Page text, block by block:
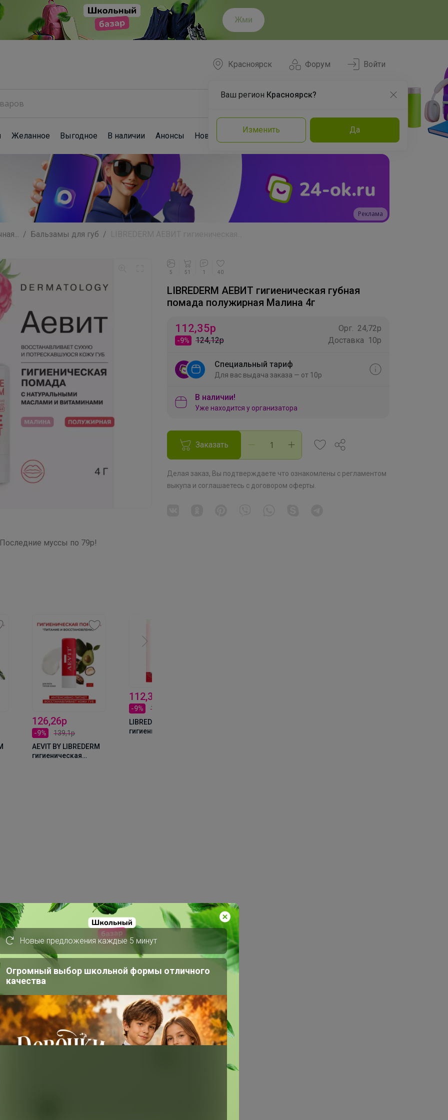
Жми
Форум
Красноярск
Ваш регион Красноярск?
Изменить Да
Войти
Желанное Выгодное В наличии Анонсы Новости Команда Эксперты
Реклама
Бальзамы для губ
муссы по 79р!
126,26р
-9%
139,1р
AEVIT BY LIBREDERM
гигиеническая
112,35р
-9%
124,12р
LIBREDERM АЕВИТ
гигиеническая
мощными антиоксидантными и
кожу губ
основы под макияж губ.
5 51 1 40
LIBREDERM АЕВИТ гигиеническая губная
помада полужирная Малина 4г
112,35р
-9% 124,12р
Орг. 24,72р
Доставка 10р
Специальный тариф
Для вас выдача заказа — от 10р
В наличии!
Уже находится у организатора
Заказать
Делая заказ, Вы подтверждаете что ознакомлены с регламентом
выкупа и соглашаетесь с договором оферты
Новые предложения каждые 5 минут
Огромный выбор школьной формы отличного
качества